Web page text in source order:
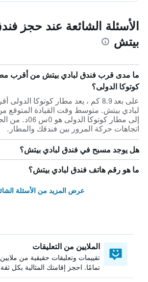
الأسئلة الشائعة عند حجز
بيتش
ما مدى قرب فندق لبادي بيتش من أقرب
كوتوكا الدولى؟
على بعد 8.9 كم ، يعد مطار كوتوكا
لبادي بيتش. متوسط وقت القيادة المتوقع
إلى مطار كوتوكا
اتجاهات حركة المرور بين فندقك والمطار.
هل يوجد مسبح في فندق لبادي بيتش؟
ما هو رقم هاتف فندق لبادي بيتش؟
عرض المزيد من الأسئلة
الملايين من التعليقات
تقييمات وتعليقات حقيقية من ملايين
تمامًا. احجز إقامتك المثالية بكل